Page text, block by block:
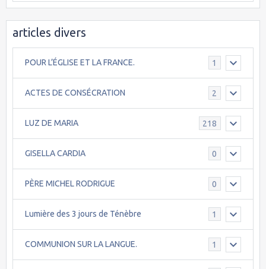
articles divers
POUR L’ÉGLISE ET LA FRANCE. 1
ACTES DE CONSÉCRATION 2
LUZ DE MARIA 218
GISELLA CARDIA 0
PÈRE MICHEL RODRIGUE 0
Lumière des 3 jours de Ténèbre 1
COMMUNION SUR LA LANGUE. 1